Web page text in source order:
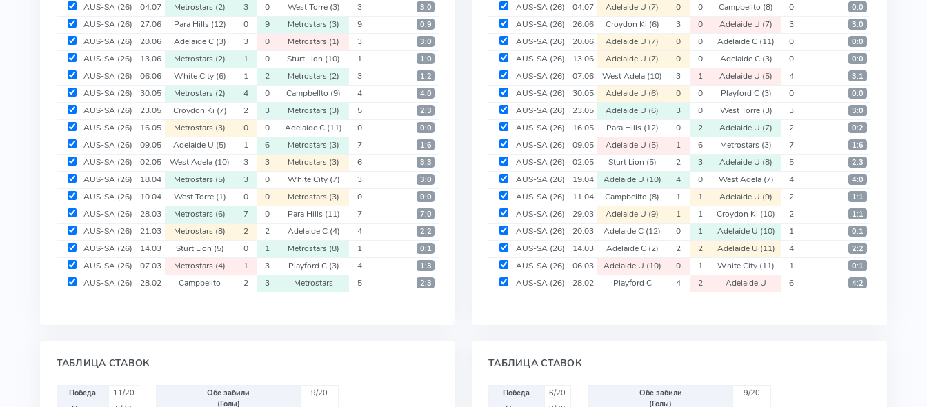
AUS-SA (26) 04.07 Metrostars (2) 3 0 West Torre (3) 3 3:0
AUS-SA (26) 27.06 Para Hills (12) 0 9 Metrostars (3) 9 0:9
AUS-SA (26) 20.06 Adelaide C (3) 3 0 Metrostars (1) 3 3:0
AUS-SA (26) 13.06 Metrostars (2) 1 0 Sturt Lion (10) 1 1:0
AUS-SA (26) 06.06 White City (6) 1 2 Metrostars (2) 3 1:2
AUS-SA (26) 30.05 Metrostars (2) 4 0 Campbellto (9) 4 4:0
AUS-SA (26) 23.05 Croydon Ki (7) 2 3 Metrostars (3) 5 2:3
AUS-SA (26) 16.05 Metrostars (3) 0 0 Adelaide C (11) 0 0:0
AUS-SA (26) 09.05 Adelaide U (5) 1 6 Metrostars (3) 7 1:6
AUS-SA (26) 02.05 West Adela (10) 3 3 Metrostars (3) 6 3:3
AUS-SA (26) 18.04 Metrostars (5) 3 0 White City (7) 3 3:0
AUS-SA (26) 10.04 West Torre (1) 0 0 Metrostars (3) 0 0:0
AUS-SA (26) 28.03 Metrostars (6) 7 0 Para Hills (11) 7 7:0
AUS-SA (26) 21.03 Metrostars (8) 2 2 Adelaide C (4) 4 2:2
AUS-SA (26) 14.03 Sturt Lion (5) 0 1 Metrostars (8) 1 0:1
AUS-SA (26) 07.03 Metrostars (4) 1 3 Playford C (3) 4 1:3
AUS-SA (26) 28.02 Campbellto 2 3 Metrostars 5 2:3
ТАБЛИЦА СТАВОК
Победа
11/20
Обе забили
(Голы)
9/20
AUS-SA (26) 04.07 Adelaide U (7) 0 0 Campbellto (8) 0 0:0
AUS-SA (26) 26.06 Croydon Ki (6) 3 0 Adelaide U (7) 3 3:0
AUS-SA (26) 20.06 Adelaide U (7) 0 0 Adelaide C (11) 0 0:0
AUS-SA (26) 13.06 Adelaide U (7) 0 0 Adelaide C (3) 0 0:0
AUS-SA (26) 07.06 West Adela (10) 3 1 Adelaide U (5) 4 3:1
AUS-SA (26) 30.05 Adelaide U (6) 0 0 Playford C (3) 0 0:0
AUS-SA (26) 23.05 Adelaide U (6) 3 0 West Torre (3) 3 3:0
AUS-SA (26) 16.05 Para Hills (12) 0 2 Adelaide U (7) 2 0:2
AUS-SA (26) 09.05 Adelaide U (5) 1 6 Metrostars (3) 7 1:6
AUS-SA (26) 02.05 Sturt Lion (5) 2 3 Adelaide U (8) 5 2:3
AUS-SA (26) 19.04 Adelaide U (10) 4 0 West Adela (7) 4 4:0
AUS-SA (26) 11.04 Campbellto (8) 1 1 Adelaide U (9) 2 1:1
AUS-SA (26) 29.03 Adelaide U (9) 1 1 Croydon Ki (10) 2 1:1
AUS-SA (26) 20.03 Adelaide C (12) 0 1 Adelaide U (10) 1 0:1
AUS-SA (26) 14.03 Adelaide C (2) 2 2 Adelaide U (11) 4 2:2
AUS-SA (26) 06.03 Adelaide U (10) 0 1 White City (11) 1 0:1
AUS-SA (26) 28.02 Playford C 4 2 Adelaide U 6 4:2
ТАБЛИЦА СТАВОК
Победа
6/20
Обе забили
(Голы)
9/20